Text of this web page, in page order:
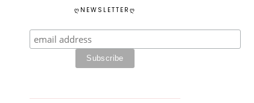
ᲦNEWSLETTERᲦ